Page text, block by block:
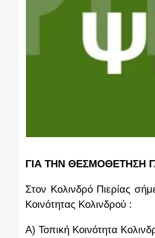
ΓΙΑ ΤΗΝ ΘΕΣΜΟΘΕΤΗΣΗ
Στον Κολινδρό Πιερίας
Κοινότητας Κολινδρού :
Α) Τοπική Κοινότητα